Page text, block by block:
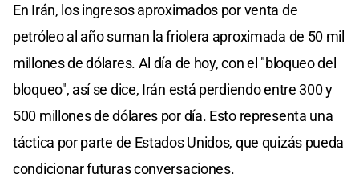
En Irán, los ingresos aproximados por venta de
petróleo al año suman la friolera aproximada de 50 mil
millones de dólares. Al día de hoy, con el "bloqueo del
bloqueo", así se dice, Irán está perdiendo entre 300 y
500 millones de dólares por día. Esto representa una
táctica por parte de Estados Unidos, que quizás pueda
condicionar futuras conversaciones.